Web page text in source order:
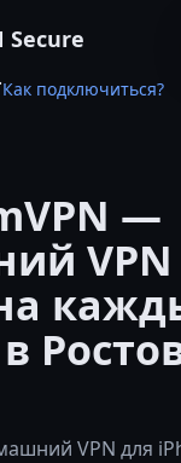
Secure
·Как подключиться?
—
VPN
VPN для